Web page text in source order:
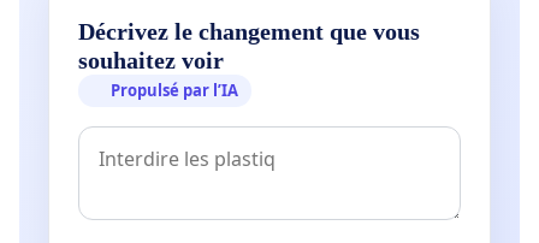
Décrivez le changement que vous
souhaitez voir
Propulsé par l’IA